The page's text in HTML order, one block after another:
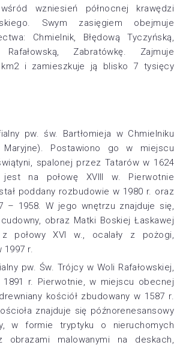
wzniesień północnej krawędzi
Swym zasięgiem obejmuje
Chmielnik, Błędową Tyczyńską,
Zabratówkę. Zajmuje
i zamieszkuje ją blisko 7 tysięcy
pw. św. Bartłomieja w Chmielniku
Maryjne). Postawiono go w miejscu
spalonej przez Tatarów w 1624
jest na połowę XVIII w. Pierwotnie
poddany rozbudowie w 1980 r. oraz
– 1958. W jego wnętrzu znajduje się,
obraz Matki Boskiej Łaskawej
połowy XVI w., ocalały z pożogi,
1997 r.
pw. Św. Trójcy w Woli Rafałowskiej,
1891 r. Pierwotnie, w miejscu obecnej
kościół zbudowany w 1587 r.
znajduje się późnorenesansowy
w formie tryptyku o nieruchomych
obrazami malowanymi na deskach,